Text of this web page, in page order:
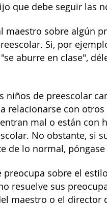
que debe seguir las
sobre algún
Si, por
aburre en clase",
niños de preescolar
relacionarse con
mal o están con
No obstante, si
de lo normal,
sobre el
resuelve sus
maestro o el